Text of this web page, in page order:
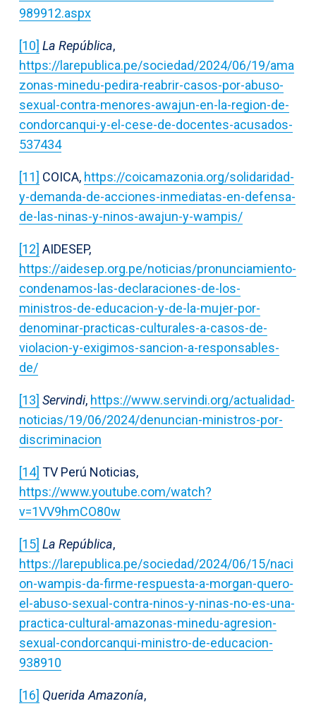
989912.aspx
[10] La República,
https://larepublica.pe/sociedad/2024/06/19/ama
zonas-minedu-pedira-reabrir-casos-por-abuso-
sexual-contra-menores-awajun-en-la-region-de-
condorcanqui-y-el-cese-de-docentes-acusados-
537434
[11] COICA, https://coicamazonia.org/solidaridad-
y-demanda-de-acciones-inmediatas-en-defensa-
de-las-ninas-y-ninos-awajun-y-wampis/
[12] AIDESEP,
https://aidesep.org.pe/noticias/pronunciamiento-
condenamos-las-declaraciones-de-los-
ministros-de-educacion-y-de-la-mujer-por-
denominar-practicas-culturales-a-casos-de-
violacion-y-exigimos-sancion-a-responsables-
de/
[13] Servindi, https://www.servindi.org/actualidad-
noticias/19/06/2024/denuncian-ministros-por-
discriminacion
[14] TV Perú Noticias,
https://www.youtube.com/watch?
v=1VV9hmCO80w
[15] La República,
https://larepublica.pe/sociedad/2024/06/15/naci
on-wampis-da-firme-respuesta-a-morgan-quero-
el-abuso-sexual-contra-ninos-y-ninas-no-es-una-
practica-cultural-amazonas-minedu-agresion-
sexual-condorcanqui-ministro-de-educacion-
938910
[16] Querida Amazonía,